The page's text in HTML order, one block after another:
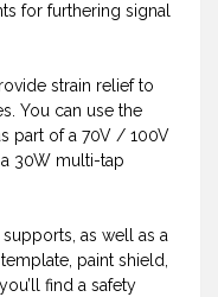
for furthering signal
strain relief to
You can use the
part of a 70V / 100V
30W multi-tap
as well as a
paint shield,
find a safety